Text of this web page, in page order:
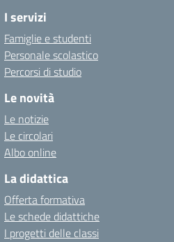
I servizi
Famiglie e studenti
Personale scolastico
Percorsi di studio
Le novità
Le notizie
Le circolari
Albo online
La didattica
Offerta formativa
Le schede didattiche
I progetti delle classi